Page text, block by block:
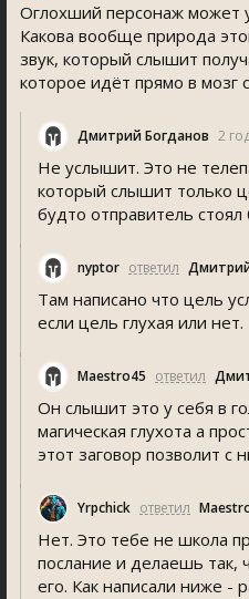
Оглохший персонаж может
Какова вообще природа
звук, который слышит
которое идёт прямо в мозг
Дмитрий Богданов 2
Не услышит. Это не
который слышит только
будто отправитель
nyptor ответил
Там написано что цель
если цель глухая или нет.
Maestro45 ответил
Он слышит это у себя в
магическая глухота а
этот заговор позволит с
Yrpchick ответил
Нет. Это тебе не школа
послание и делаешь так,
его. Как написали ниже -